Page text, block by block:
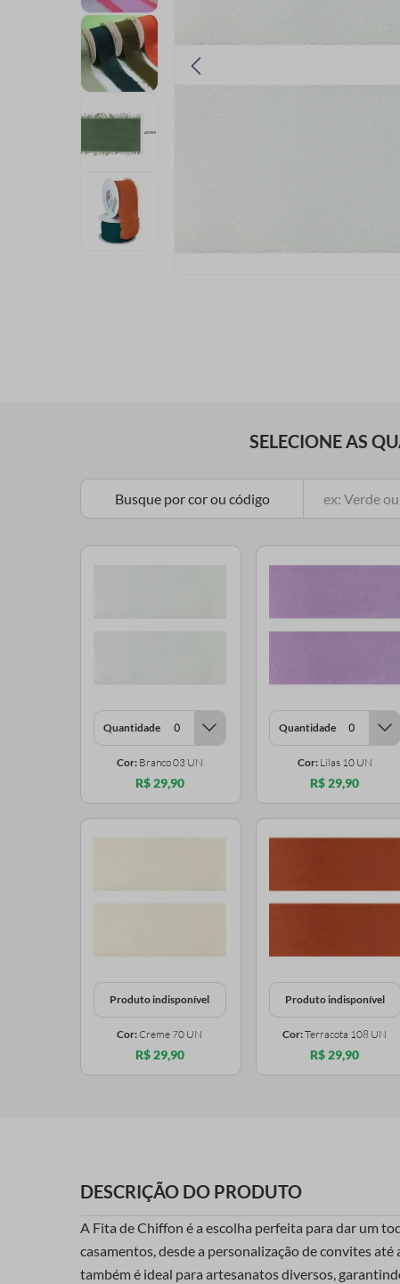
SELECIONE AS
Busque por cor ou código
Quantidade
Cor: Branco 03 UN
R$ 29,90
Quantidade
Cor: Lilas 10 UN
R$ 29,90
Produto indisponível
Cor:Creme 70 UN
R$ 29,90
Produto indisponível
Cor:Terracota 108 UN
R$ 29,90
DESCRIÇÃO DO PRODUTO
A Fita de Chiffon é a escolha perfeita para dar um
casamentos, desde a personalização de convites
também é ideal para artesanatos diversos,
10º amigurumi